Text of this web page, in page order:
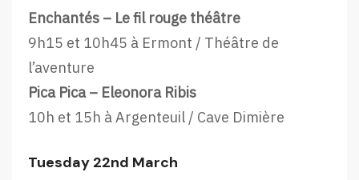
Enchantés – Le fil rouge théâtre
9h15 et 10h45 à Ermont / Théâtre de
l’aventure
Pica Pica – Eleonora Ribis
10h et 15h à Argenteuil / Cave Dimière
Tuesday 22nd March